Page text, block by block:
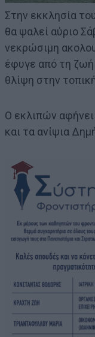
Στην εκκλησία
θα ψαλεί αύριο
νεκρώσιμη
έφυγε από τη ζωή
θλίψη στην
Ο εκλιπών
και τα ανίψια